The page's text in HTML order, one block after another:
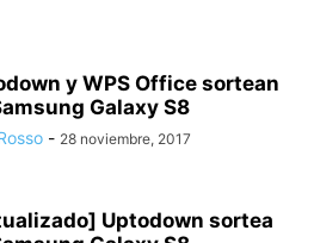
y WPS Office sortean
Galaxy S8
- 28 noviembre, 2017
Uptodown sortea